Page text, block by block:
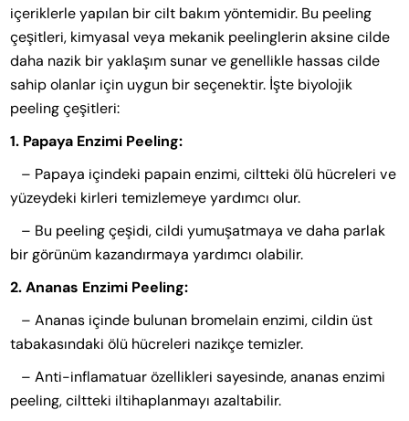
içeriklerle yapılan bir cilt bakım yöntemidir. Bu peeling
çeşitleri, kimyasal veya mekanik peelinglerin aksine cilde
daha nazik bir yaklaşım sunar ve genellikle hassas cilde
sahip olanlar için uygun bir seçenektir. İşte biyolojik
peeling çeşitleri:
1. Papaya Enzimi Peeling:
– Papaya içindeki papain enzimi, ciltteki ölü hücreleri ve
yüzeydeki kirleri temizlemeye yardımcı olur.
– Bu peeling çeşidi, cildi yumuşatmaya ve daha parlak
bir görünüm kazandırmaya yardımcı olabilir.
2. Ananas Enzimi Peeling:
– Ananas içinde bulunan bromelain enzimi, cildin üst
tabakasındaki ölü hücreleri nazikçe temizler.
– Anti-inflamatuar özellikleri sayesinde, ananas enzimi
peeling, ciltteki iltihaplanmayı azaltabilir.